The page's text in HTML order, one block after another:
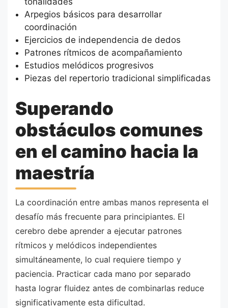
Arpegios básicos para desarrollar
coordinación
Ejercicios de independencia de dedos
Patrones rítmicos de acompañamiento
Estudios melódicos progresivos
Piezas del repertorio tradicional simplificadas
Superando
obstáculos comunes
en el camino hacia la
maestría
La coordinación entre ambas manos representa el
desafío más frecuente para principiantes. El
cerebro debe aprender a ejecutar patrones
rítmicos y melódicos independientes
simultáneamente, lo cual requiere tiempo y
paciencia. Practicar cada mano por separado
hasta lograr fluidez antes de combinarlas reduce
significativamente esta dificultad.